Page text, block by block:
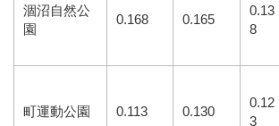
涸沼自然公
園
0.168 0.165
0.13
8
町運動公園 0.113 0.130
0.12
3